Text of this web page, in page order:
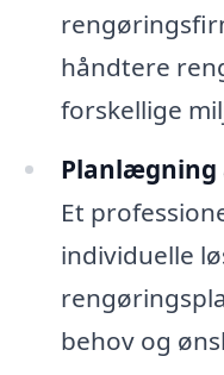
håndtere
forskellige
Planlægning
Et
individuelle
behov og